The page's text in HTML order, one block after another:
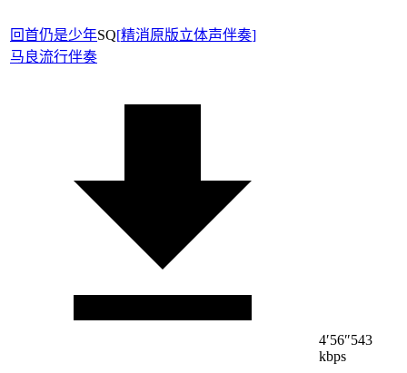
回首仍是少年SQ[精消原版立体声伴奏]
马良流行伴奏
4′56″543
kbps